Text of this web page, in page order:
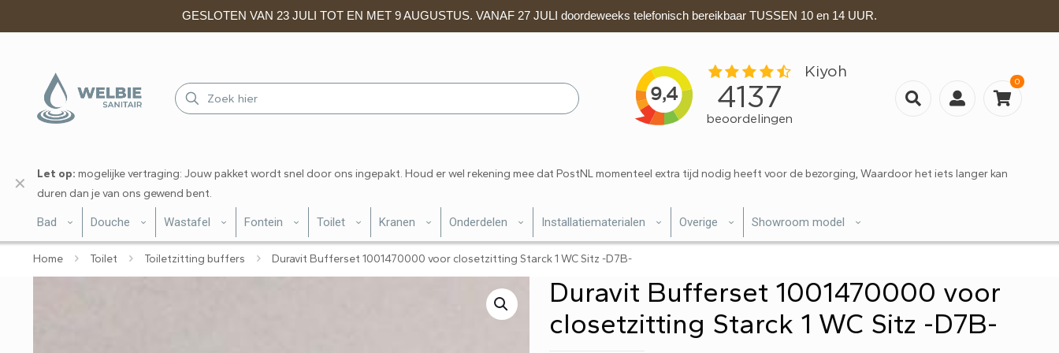
GESLOTEN VAN 23 JULI TOT EN MET 9 AUGUSTUS. VANAF 27 JULI doordeweeks telefonisch bereikbaar TUSSEN 10 en 14 UUR.
0
Let op: mogelijke vertraging: Jouw pakket wordt snel door ons ingepakt. Houd er wel rekening mee dat PostNL momenteel extra tijd nodig heeft voor de bezorging, Waardoor het iets langer kan
duren dan je van ons gewend bent.
✕
Bad Douche Wastafel Fontein Toilet Kranen Onderdelen Installatiematerialen Overige Showroom model
Home Toilet Toiletzitting buffers Duravit Bufferset 1001470000 voor closetzitting Starck 1 WC Sitz -D7B-
Duravit Bufferset 1001470000 voor
closetzitting Starck 1 WC Sitz -D7B-